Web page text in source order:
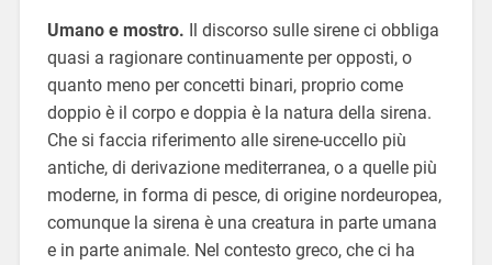
Umano e mostro. Il discorso sulle sirene ci obbliga
quasi a ragionare continuamente per opposti, o
quanto meno per concetti binari, proprio come
doppio è il corpo e doppia è la natura della sirena.
Che si faccia riferimento alle sirene-uccello più
antiche, di derivazione mediterranea, o a quelle più
moderne, in forma di pesce, di origine nordeuropea,
comunque la sirena è una creatura in parte umana
e in parte animale. Nel contesto greco, che ci ha